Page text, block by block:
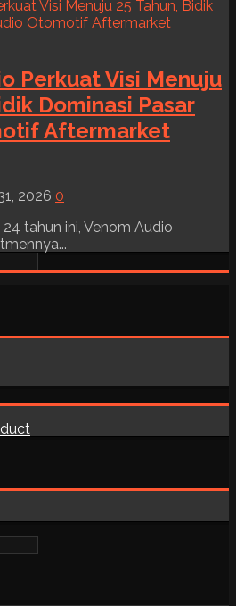
Perkuat Visi Menuju
Dominasi Pasar
Aftermarket
2026 0
tahun ini, Venom Audio